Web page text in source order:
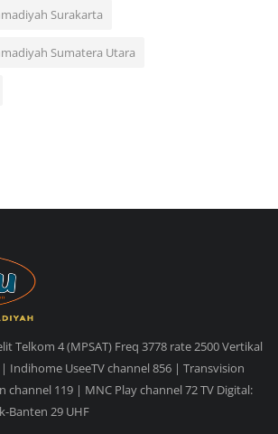
Surakarta
Sumatera Utara
Telkom 4 (MPSAT) Freq 3778 rate 2500 Vertikal
| Indihome UseeTV channel 856 | Transvision
channel 119 | MNC Play channel 72 TV Digital:
Banten 29 UHF